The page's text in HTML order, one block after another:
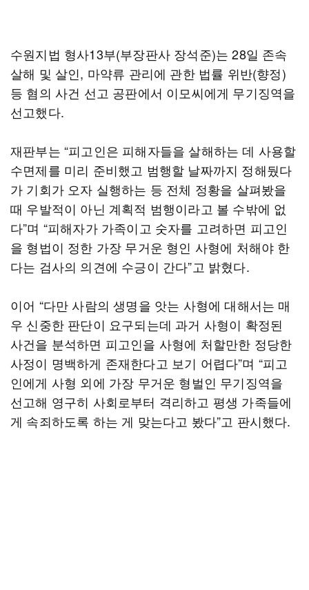
수원지법 형사13부(부장판사 장석준)는 28일 존속
살해 및 살인, 마약류 관리에 관한 법률 위반(향정)
등 혐의 사건 선고 공판에서 이모씨에게 무기징역을
선고했다.
재판부는 “피고인은 피해자들을 살해하는 데 사용할
수면제를 미리 준비했고 범행할 날짜까지 정해뒀다
가 기회가 오자 실행하는 등 전체 정황을 살펴봤을
때 우발적이 아닌 계획적 범행이라고 볼 수밖에 없
다”며 “피해자가 가족이고 숫자를 고려하면 피고인
을 형법이 정한 가장 무거운 형인 사형에 처해야 한
다는 검사의 의견에 수긍이 간다”고 밝혔다.
이어 “다만 사람의 생명을 앗는 사형에 대해서는 매
우 신중한 판단이 요구되는데 과거 사형이 확정된
사건을 분석하면 피고인을 사형에 처할만한 정당한
사정이 명백하게 존재한다고 보기 어렵다”며 “피고
인에게 사형 외에 가장 무거운 형벌인 무기징역을
선고해 영구히 사회로부터 격리하고 평생 가족들에
게 속죄하도록 하는 게 맞는다고 봤다”고 판시했다.